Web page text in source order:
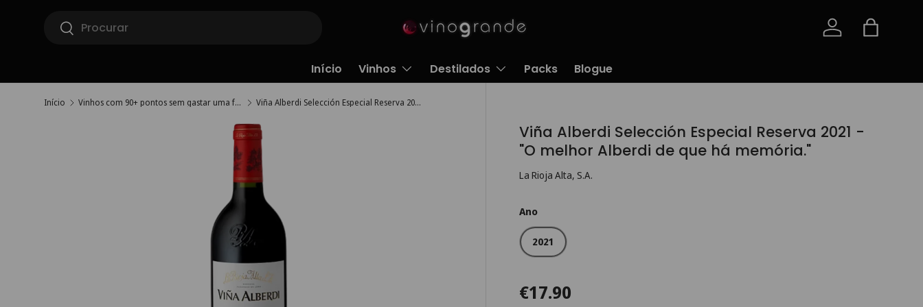
Ir para o conteúdo
Pesquisar
Pesquisar Iniciar sessão
Saco
Início Vinhos Destilados Packs Blogue
Início Vinhos com 90+ pontos sem gastar uma fortuna Viña Alberdi Selección Especial Reserva 2021 - "O melhor Alberdi de que há memória."
Viña Alberdi Selección Especial Reserva 2021 -
"O melhor Alberdi de que há memória."
La Rioja Alta, S.A.
Ano
2021
€17.90